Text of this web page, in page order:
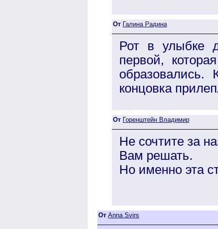
От Галина Радина
Рот в улыбке
первой,
концовка
От Горенштейн Владимир
Не сочтите за
Вам решать.
Но именно эта
От Anna Svirs